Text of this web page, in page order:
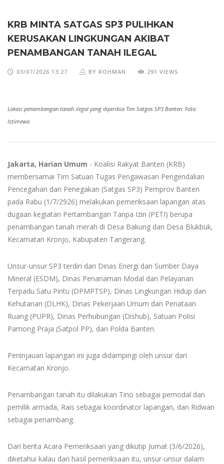
KRB MINTA SATGAS SP3 PULIHKAN
KERUSAKAN LINGKUNGAN AKIBAT
PENAMBANGAN TANAH ILEGAL
03/07/2026 13:27 BY ROHMAN 291 VIEWS
Lokasi penambangan tanah ilegal yang diperiksa Tim Satgas SP3 Banten. Foto:
Istimewa
Jakarta, Harian Umum - Koalisi Rakyat Banten (KRB)
membersamai Tim Satuan Tugas Pengawasan Pengendalian
Pencegahan dan Penegakan (Satgas SP3) Pemprov Banten
pada Rabu (1/7/2926) melakukan pemeriksaan lapangan atas
dugaan kegiatan Pertambangan Tanpa Izin (PETI) berupa
penambangan tanah merah di Desa Bakung dan Desa Blukbuk,
Kecamatan Kronjo, Kabupaten Tangerang.
Unsur-unsur SP3 terdiri dari Dinas Energi dan Sumber Daya
Mineral (ESDM), Dinas Penanaman Modal dan Pelayanan
Terpadu Satu Pintu (DPMPTSP), Dinas Lingkungan Hidup dan
Kehutanan (DLHK), Dinas Pekerjaan Umum dan Penataan
Ruang (PUPR), Dinas Perhubungan (Dishub), Satuan Polisi
Pamong Praja (Satpol PP), dan Polda Banten.
Peninjauan lapangan ini juga didampingi oleh unsur dari
Kecamatan Kronjo.
Penambangan tanah itu dilakukan Tino sebagai pemodal dan
pemilik armada, Rais sebagai koordinator lapangan, dan Ridwan
sebagai penambang.
Dari berita Acara Pemeriksaan yang dikutip Jumat (3/6/2026),
diketahui kalau dari hasil pemeriksaan itu, unsur-unsur dalam